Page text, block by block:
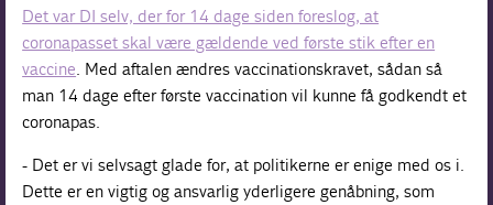
Det var DI selv, der for 14 dage siden foreslog, at
coronapasset skal være gældende ved første stik efter en
vaccine . Med aftalen ændres vaccinationskravet, sådan så
man 14 dage efter første vaccination vil kunne få godkendt et
coronapas.
- Det er vi selvsagt glade for, at politikerne er enige med os i.
Dette er en vigtig og ansvarlig yderligere genåbning, som